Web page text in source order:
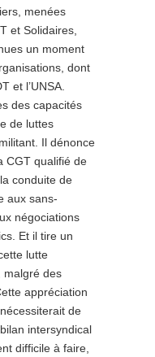
menées
et Solidaires,
un moment
dont
et l’UNSA.
des capacités
de luttes
Il dénonce
CGT qualifié de
conduite de
aux sans-
négociations
Et il tire un
lutte
malgré des
appréciation
de
intersyndical
difficile à faire,